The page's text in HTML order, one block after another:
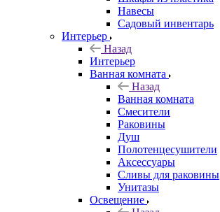
Навесы
Садовый инвентарь
Интерьер
Назад
Интерьер
Ванная комната
Назад
Ванная комната
Смесители
Раковины
Душ
Полотенцесушители
Аксессуары
Сливы для раковины
Унитазы
Освещение